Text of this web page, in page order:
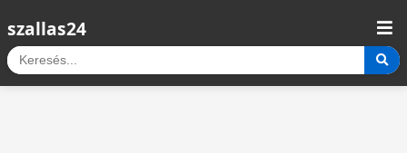
szallas24